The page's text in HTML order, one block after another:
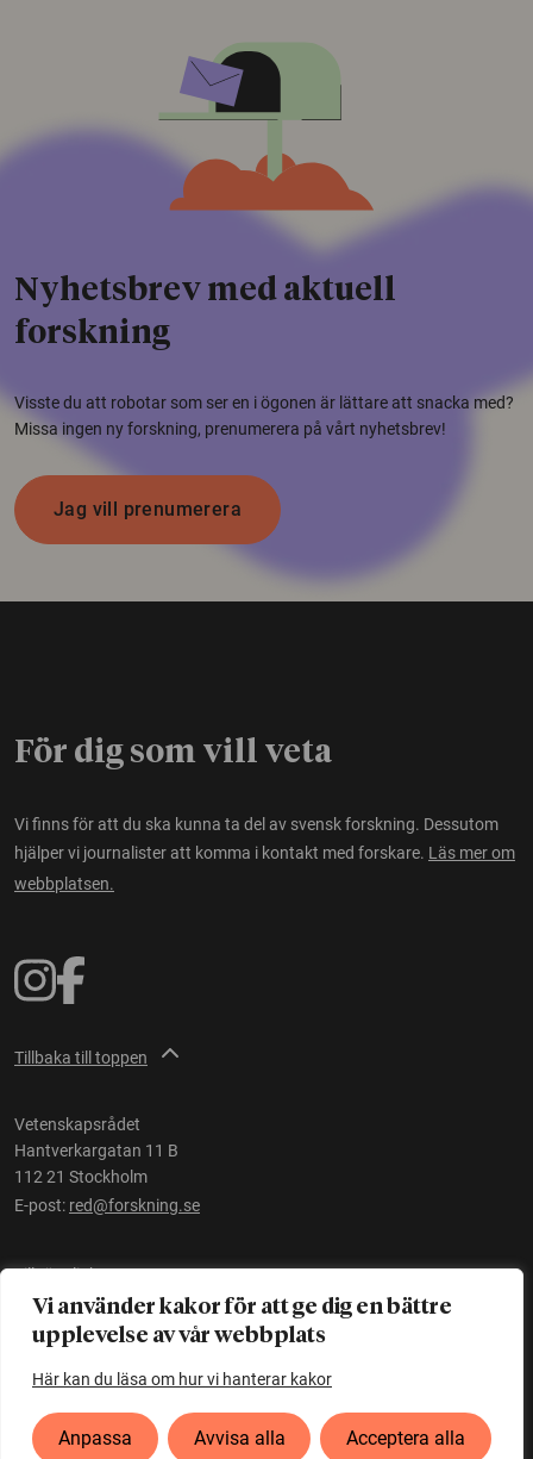
Vi använder kakor för att ge dig en bättre
upplevelse av vår webbplats
Här kan du läsa om hur vi hanterar kakor
Anpassa Avvisa alla Acceptera alla
Nyhetsbrev med aktuell
forskning
Visste du att robotar som ser en i ögonen är lättare att snacka med?
Missa ingen ny forskning, prenumerera på vårt nyhetsbrev!
Jag vill prenumerera
För dig som vill veta
Vi finns för att du ska kunna ta del av svensk forskning. Dessutom
hjälper vi journalister att komma i kontakt med forskare. Läs mer om
webbplatsen.
Tillbaka till toppen
Vetenskapsrådet
Hantverkargatan 11 B
112 21 Stockholm
E-post: red@forskning.se
Tillgänglighet
Ett initiativ avVetenskapsrådet